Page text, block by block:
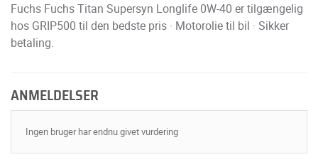
Fuchs Fuchs Titan Supersyn Longlife 0W-40 er tilgængelig
hos GRIP500 til den bedste pris · Motorolie til bil · Sikker
betaling.
ANMELDELSER
Ingen bruger har endnu givet vurdering